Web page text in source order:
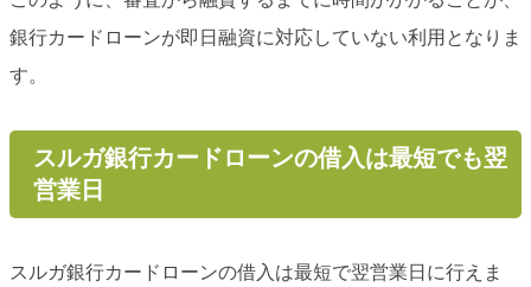
銀行カードローンが即日融資に対応していない利用となりま
す。
スルガ銀行カードローンの借入は最短でも翌
営業日
スルガ銀行カードローンの借入は最短で翌営業日に行えま